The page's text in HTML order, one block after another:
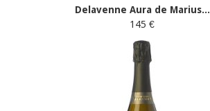
Delavenne Aura de Marius...
145 €